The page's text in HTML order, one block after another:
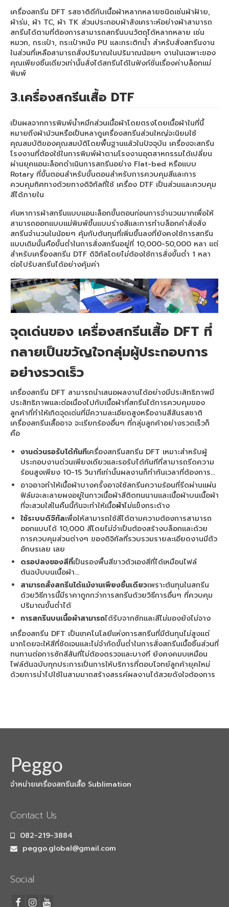
เครื่องสกรีน DFT รสชาติดีกับเนื้อผ้าหลากหลายชนิดเช่นผ้าฝ้าย,
ผ้าร่ม, ผ้า TC, ผ้า TK ส่วนประกอบผ้าสังเคราะห์อย่างผ้าสามารถ
สกรีนได้ตามที่ต้องการสามารถสกรีนบนวัตถุได้หลากหลาย เช่น
หมวก, กระเป๋า, กระเป๋าหนัง PU และกระติกน้ำ สำหรับสั่งสกรีนงาน
ในส่วนที่เหลือสามารถสั่งปริมาณในปริมาณน้อยๆ งานในเฉพาะของ
คุณเพียงชิ้นเดียวเท่านั้นสั่งได้สกรีนได้ในฟังก์ชั่นเรื่องค่าบล็อกแม่
พิมพ์
3.เครื่องสกรีนเสื้อ DTF
เป็นผลจากการพิมพ์น้ำหมึกส่วนเนื้อผ้าโดยตรงโดยเนื้อผ้าในที่นี้
หมายถึงผ้าม้วนหรือเป็นหลาดูเครื่องสกรีนส่วนใหญ่จะนิยมใช้
คุณสมบัติของคุณสมบัติโดยพื้นฐานแล้วในปัจจุบัน เครื่องจะสกรีน
โรงงานที่ต้องใช้ในการพิมพ์ผ้าตามโรงงานอุตสาหกรรมได้เปลี่ยน
ผ่านยุคแอนะล็อกดำเนินการสกรีนอย่าง Flat-bed หรือแบบ
Rotary ที่ขั้นตอนสำหรับขั้นตอนสำหรับการควบคุมสีและการ
ควบคุมทิศทางด้วยทางดิจิทัลที่ใช้ เครื่อง DTF เป็นส่วนและควบคุม
สีได้ภายใน
ค้นหาการผ้าสกรีนแบบแอนะล็อกขั้นตอนก่อนการจำนวนมากเพื่อให้
สามารถออกแบบแม่พิมพ์ขึ้นแบบร่างสีและการทำบล็อกคำสั่งสั่ง
สกรีนจำนวนในน้อยๆ คุ้มกับต้นทุนที่เพิ่มขึ้นลงที่ยังคงใช้การสกรีน
แบบเดิมนั้นคือขั้นต่ำในการสั่งสกรีนอยู่ที่ 10,000-50,000 หลา แต่
สำหรับเครื่องสกรีน DTF ดิจิทัลโดยไม่ต้องใช้การสั่งขั้นต่ำ 1 หลา
ต่อไปรับสกรีนได้อย่างคุ้มค่า
จุดเด่นของ เครื่องสกรีนเสื้อ DFT ที่
กลายเป็นขวัญใจกลุ่มผู้ประกอบการ
อย่างรวดเร็ว
เครื่องสกรีน DFT สามารถนำเสนอผลงานได้อย่างมีประสิทธิภาพมี
ประสิทธิภาพและต่อเนื่องไปกับเนื้อผ้าที่สกรีนได้การควบคุมของ
ลูกค้าที่ทำให้เกิดจุดเด่นที่มีความละเอียดสูงหรืองานสีสันรสชาติ
เครื่องสกรีนเสื้ออาจ จะเรียกร้องอื่นๆ ที่กลุ่มลูกค้าอย่างรวดเร็วก็
คือ
งานด่วนรอรับได้ทันทีเครื่องสกรีนสกรีน DFT เหมาะสำหรับผู้
ประกอบงานด่วนเพียงเดียวและรอรับได้ทันทีที่สามารถรีดความ
ร้อนสูงเพียง 10-15 วินาทีเท่านั้นผลงานก็ทำทันเวลาที่ต้องการ…
อาจอาจทำให้เนื้อผ้าบางครั้งอาจใช้สกรีนความร้อนที่รีดผ่านแผ่น
ฟิล์มจะละลายผงอยู่ในกาวเนื้อผ้าสีติดทนนานและเนื้อผ้าบนเนื้อผ้า
ที่จะสวมใส่ในคืนนี้กันจะทำให้เนื้อผ้าไม่แข็งกระด้าง
ใช้ระบบดิจิทัลเพื่อให้สามารถใช้สีได้ตามความต้องการสามารถ
ออกแบบได้ 10,000 สีโดยไม่จำเป็นต้องสร้างบล็อกและด้วย
การควบคุมส่วนต่างๆ ของดิจิทัลที่รวบรวมรายละเอียดงานมีตัว
อักษรเลย เลย
ดรอปลงของสีที่เป็นรองพื้นสีขาวตัวเองสีที่ได้เหมือนไฟล์
ต้นฉบับบนเนื้อผ้า…
สามารถสั่งสกรีนได้แม้งานเพียงชิ้นเดียวเพราะต้นทุนในสกรีน
ด้วยวิธีการนี้มีราคาถูกกว่าการสกรีนด้วยวิธีการอื่นๆ ที่ควบคุม
ปริมาณขั้นต่ำได้
การสกรีนบนเนื้อผ้าสามารถได้รับจากซักและสีไม่มองยังไม่จาง
เครื่องสกรีน DFT เป็นเทคโนโลยีแห่งการสกรีนที่มีต้นทุนไม่สูงแต่
มากโดยจะให้สีที่ชัดเจนและไม่จำกัดขั้นต่ำในการสั่งสกรีนเนื้อชิ้นส่วนที่
ทนทานต่อการซักสีสันที่ไม่ต้องตรวจและบางที ยังคงคมบเหมือน
ไฟล์ต้นฉบับทุกประการเป็นการให้บริการที่ตอบโจทย์ลูกค้ายุคใหม่
ด้วยการนำไปใช้ในสามมาถสร้างสรรค์ผลงานได้สวยดังใจต้องการ
Peggo
จำหน่ายเครื่องสกรีนเสื้อ Sublimation
Contact Us
082-219-3884
peggo.global@gmail.com
Social